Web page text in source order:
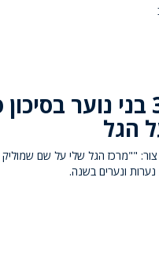
קריית ים: 300 בני נוער
הגל
צור: ""מרכז הגל שלי על שם שמוליק
ונערים בשנה.